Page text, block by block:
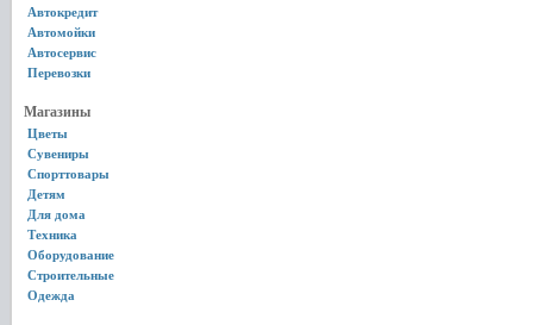
Автокредит
Автомойки
Автосервис
Перевозки
Магазины
Цветы
Сувениры
Спорттовары
Детям
Для дома
Техника
Оборудование
Строительные
Одежда